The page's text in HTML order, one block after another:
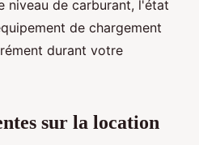
niveau de carburant, l'état
de chargement
durant votre
sur la location